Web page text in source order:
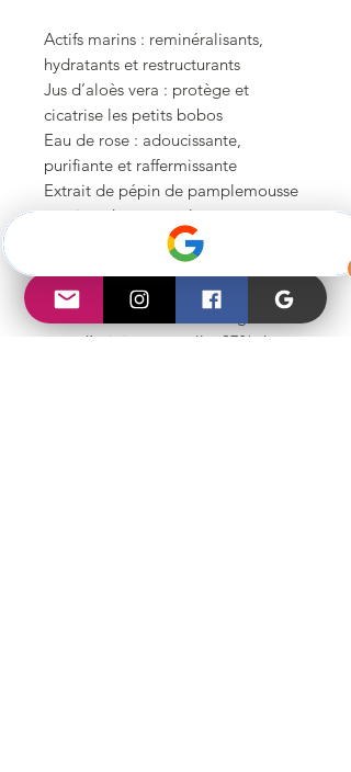
Actifs marins : reminéralisants,
hydratants et restructurants
Jus d’aloès vera : protège et
cicatrise les petits bobos
Eau de rose : adoucissante,
purifiante et raffermissante
Extrait de pépin de pamplemousse
: antioxydant naturel,
séborégulateur, nettoie en
125ml.
99% du total des ingrédients
sont d’origine naturelle. 97% du